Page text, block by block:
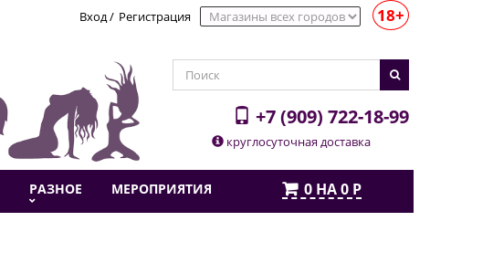
Вход/ Регистрация 18+
+7 (909) 722-18-99
круглосуточная доставка
РАЗНОЕ МЕРОПРИЯТИЯ 0 НА0 Р